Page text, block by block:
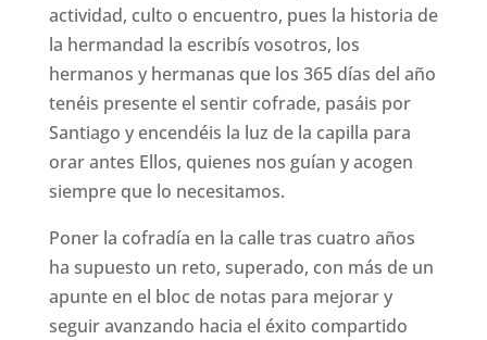
actividad, culto o encuentro, pues la historia de
la hermandad la escribís vosotros, los
hermanos y hermanas que los 365 días del año
tenéis presente el sentir cofrade, pasáis por
Santiago y encendéis la luz de la capilla para
orar antes Ellos, quienes nos guían y acogen
siempre que lo necesitamos.
Poner la cofradía en la calle tras cuatro años
ha supuesto un reto, superado, con más de un
apunte en el bloc de notas para mejorar y
seguir avanzando hacia el éxito compartido